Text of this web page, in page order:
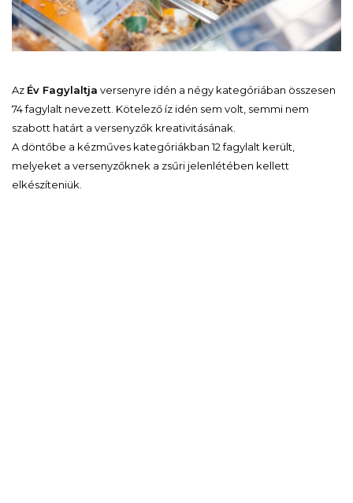
Az Év Fagylaltja versenyre idén a négy kategóriában összesen
74 fagylalt nevezett. Kötelező íz idén sem volt, semmi nem
szabott határt a versenyzők kreativitásának.
A döntőbe a kézműves kategóriákban 12 fagylalt került,
melyeket a versenyzőknek a zsűri jelenlétében kellett
elkészíteniük.